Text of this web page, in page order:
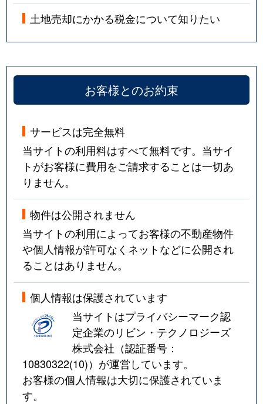
土地売却にかかる税金について知りたい
お客様とのお約束
サービスは完全無料
当サイトの利用料はすべて無料です。当サイ
トがお客様に費用をご請求することは一切あ
りません。
物件は公開されません
当サイトの利用によってお客様の不動産物件
や個人情報が許可なくネットなどに公開され
ることはありません。
個人情報は保護されています
当サイトはプライバシーマーク認
定企業のリビン・テクノロジーズ
株式会社（認証番号：
10830322(10)）が運営しています。
お客様の個人情報は大切に保護されていま
す。